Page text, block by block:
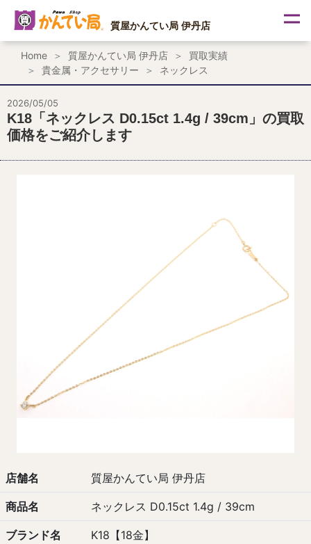
ス
プ
質屋かんてい局 伊丹店
Home 質屋かんてい局 伊丹店
買取実績
貴金属・アクセサリー
ネックレス
2026/05/05
K18「ネックレス D0.15ct 1.4g / 39cm」の買取
価格をご紹介します
店舗名 質屋かんてい局 伊丹店
商品名 ネックレス D0.15ct 1.4g / 39cm
ブランド名 K18【18金】